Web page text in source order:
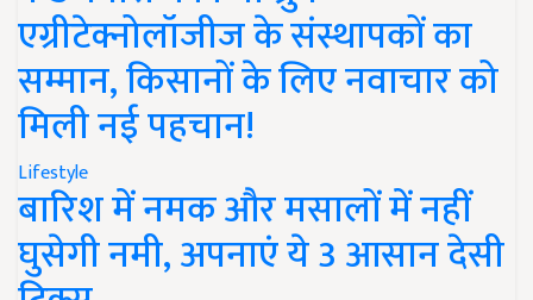
एग्रीटेक्नोलॉजीज के संस्थापकों का
सम्मान, किसानों के लिए नवाचार को
मिली नई पहचान!
Lifestyle
बारिश में नमक और मसालों में नहीं
घुसेगी नमी, अपनाएं ये 3 आसान देसी